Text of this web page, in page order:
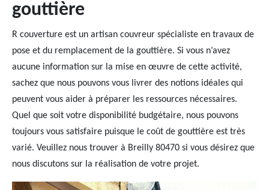
gouttière
R couverture est un artisan couvreur spécialiste en travaux de
pose et du remplacement de la gouttière. Si vous n’avez
aucune information sur la mise en œuvre de cette activité,
sachez que nous pouvons vous livrer des notions idéales qui
peuvent vous aider à préparer les ressources nécessaires.
Quel que soit votre disponibilité budgétaire, nous pouvons
toujours vous satisfaire puisque le coût de gouttière est très
varié. Veuillez nous trouver à Breilly 80470 si vous désirez que
nous discutons sur la réalisation de votre projet.